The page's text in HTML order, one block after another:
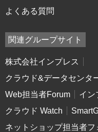
よくある質問
関連グループサイト
株式会社インプレス
クラウド&データセンタ
Web担当者Forum
イン
クラウド Watch
ネットショップ担当者フ